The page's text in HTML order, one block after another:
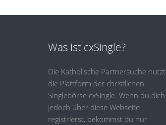
Was ist cxSingle?
Die Katholische Partnersuche nutzt
die Plattform der christlichen
Singlebörse cxSingle. Wenn du dich
jedoch über diese Webseite
registrierst, bekommst du nur